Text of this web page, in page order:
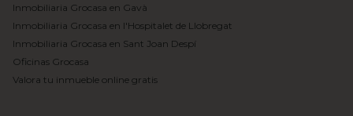
Inmobiliaria Grocasa en Gavà
Inmobiliaria Grocasa en l'Hospitalet de Llobregat
Inmobiliaria Grocasa en Sant Joan Despí
Oficinas Grocasa
Valora tu inmueble online gratis